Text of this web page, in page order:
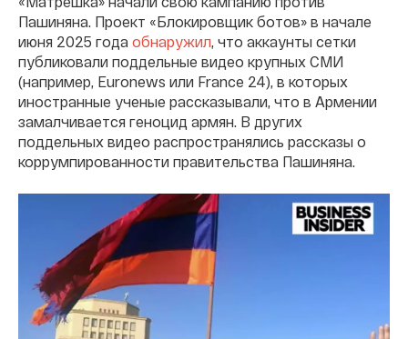
Пашиняна. Проект «Блокировщик ботов» в начале
июня 2025 года обнаружил, что аккаунты сетки
публиковали поддельные видео крупных СМИ
(например, Euronews или France 24), в которых
иностранные ученые рассказывали, что в Армении
замалчивается геноцид армян. В других
поддельных видео распространялись рассказы о
коррумпированности правительства Пашиняна.